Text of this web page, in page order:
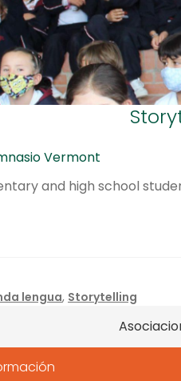
Vermont
and high school
lengua, Storytelling